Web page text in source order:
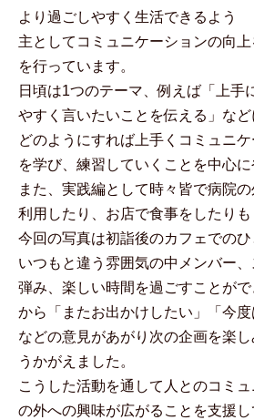
より過ごしやすく生活できるよう
主としてコミュニケーションの向
を行っています。
日頃は1つのテーマ、例えば「上手
やすく言いたいことを伝える」など
どのようにすれば上手くコミュニ
を学び、練習していくことを中心に
また、実践編として時々皆で病院
利用したり、お店で食事をしたりも
今回の写真は初詣後のカフェでのひ
いつもと違う雰囲気の中メンバー
弾み、楽しい時間を過ごすことが
から「またお出かけしたい」「今
などの意見があがり次の企画を楽
うかがえました。
こうした活動を通して人とのコミ
の外への興味が広がることを支援し